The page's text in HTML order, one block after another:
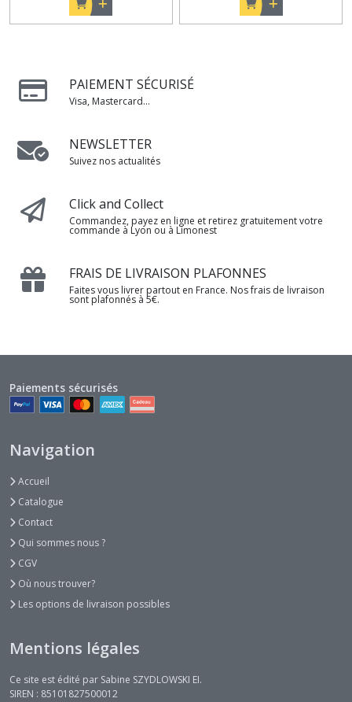
PAIEMENT SÉCURISÉ
Visa, Mastercard...
NEWSLETTER
Suivez nos actualités
Click and Collect
Commandez, payez en ligne et retirez gratuitement votre
commande à Lyon ou à Limonest
FRAIS DE LIVRAISON PLAFONNES
Faites vous livrer partout en France. Nos frais de livraison
sont plafonnés à 5€.
Paiements sécurisés
Navigation
Accueil
Catalogue
Contact
Qui sommes nous ?
CGV
Où nous trouver?
Les options de livraison possibles
Mentions légales
Ce site est édité par Sabine SZYDLOWSKI EI.
SIREN : 85101827500012